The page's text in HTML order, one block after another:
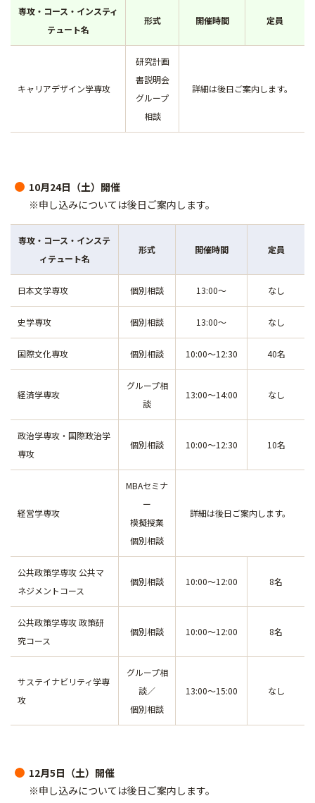
専攻・コース・インスティ
テュート名
形式 開催時間 定員
キャリアデザイン学専攻
研究計画
書説明会
グループ
相談
詳細は後日ご案内します。
10月24日（土）開催
※申し込みについては後日ご案内します。
専攻・コース・インステ
ィテュート名
形式 開催時間 定員
日本文学専攻 個別相談 13:00～ なし
史学専攻 個別相談 13:00～ なし
国際文化専攻 個別相談 10:00～12:30 40名
経済学専攻
グループ相
談
13:00～14:00 なし
政治学専攻・国際政治学
専攻
個別相談 10:00～12:30 10名
経営学専攻
MBAセミナ
ー
模擬授業
個別相談
詳細は後日ご案内します。
公共政策学専攻 公共マ
ネジメントコース
個別相談 10:00～12:00 8名
公共政策学専攻 政策研
究コース
個別相談 10:00～12:00 8名
サステイナビリティ学専
攻
グループ相
談／
個別相談
13:00～15:00 なし
12月5日（土）開催
※申し込みについては後日ご案内します。